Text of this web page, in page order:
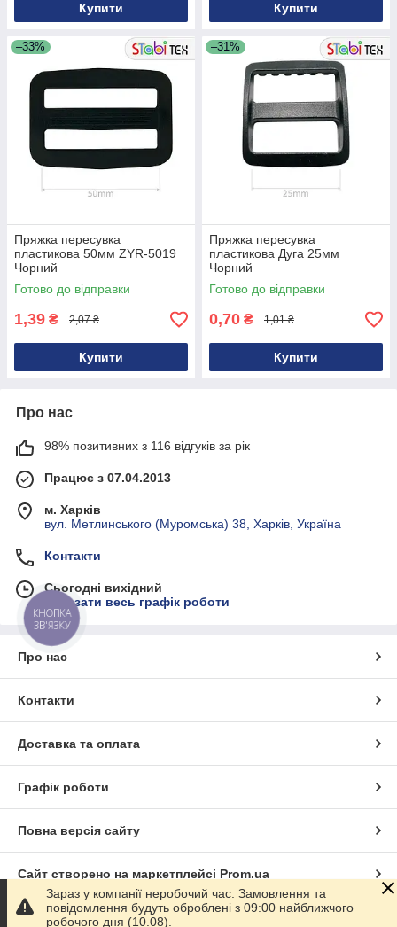
Купити Купити
–33%
Пряжка пересувка
пластикова 50мм ZYR-5019
Чорний
Готово до відправки
1,39 ₴ 2,07 ₴
Купити
–31%
Пряжка пересувка
пластикова Дуга 25мм
Чорний
Готово до відправки
0,70 ₴ 1,01 ₴
Купити
Про нас
98% позитивних з 116 відгуків за рік
Працює з 07.04.2013
м. Харків
вул. Метлинського (Муромська) 38, Харків, Україна
Контакти
Сьогодні вихідний
Показати весь графік роботи
Про нас
Контакти
Доставка та оплата
Графік роботи
Повна версія сайту
Сайт створено на маркетплейсі Prom.ua
Політика конфіденційності
Зараз у компанії неробочий час. Замовлення та
повідомлення будуть оброблені з 09:00 найближчого
робочого дня (10.08).
КНОПКА
ЗВ'ЯЗКУ